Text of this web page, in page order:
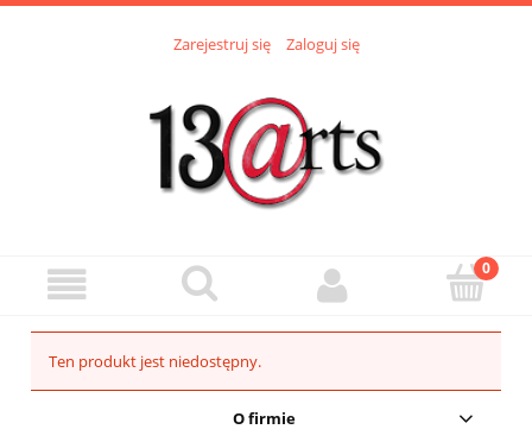
Zarejestruj się Zaloguj się
Ten produkt jest niedostępny.
O firmie